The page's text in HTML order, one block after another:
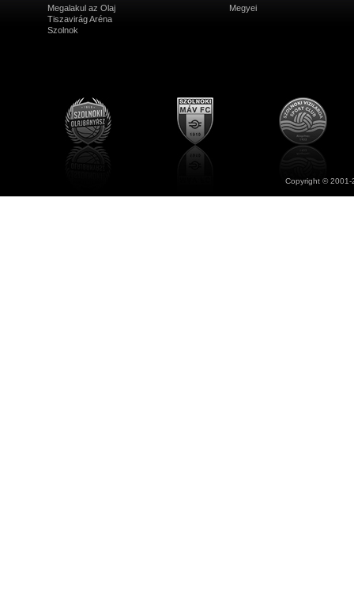
Megalakul az Olaj
Tiszavirág Aréna
Szolnok
Megyei
Copyright ©